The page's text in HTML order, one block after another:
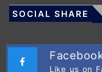
SOCIAL SHARE
Like us on